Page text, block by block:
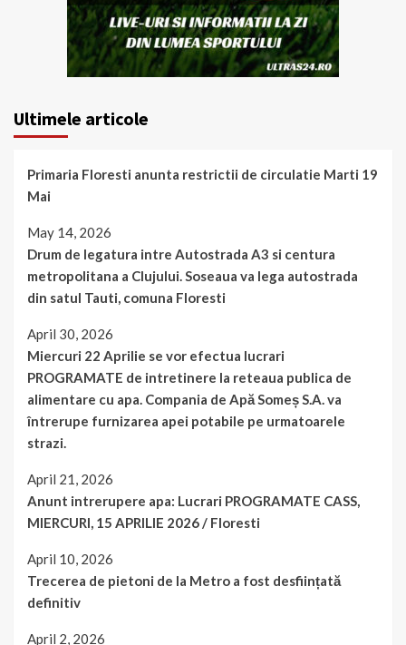
Ultimele articole
Primaria Floresti anunta restrictii de circulatie Marti 19
Mai
May 14, 2026
Drum de legatura intre Autostrada A3 si centura
metropolitana a Clujului. Soseaua va lega autostrada
din satul Tauti, comuna Floresti
April 30, 2026
Miercuri 22 Aprilie se vor efectua lucrari
PROGRAMATE de intretinere la reteaua publica de
alimentare cu apa. Compania de Apă Someș S.A. va
întrerupe furnizarea apei potabile pe urmatoarele
strazi.
April 21, 2026
Anunt intrerupere apa: Lucrari PROGRAMATE CASS,
MIERCURI, 15 APRILIE 2026 / Floresti
April 10, 2026
Trecerea de pietoni de la Metro a fost desființată
definitiv
April 2, 2026